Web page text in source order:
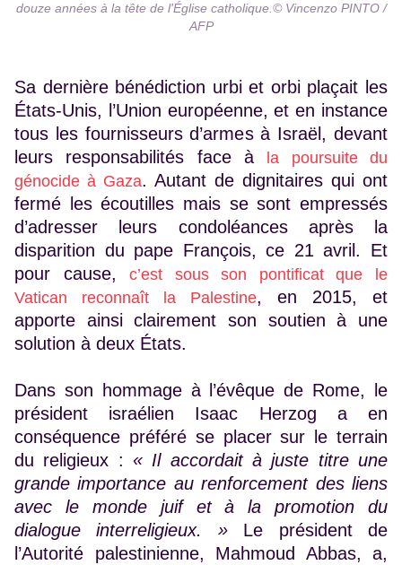
douze années à la tête de l'Église catholique.© Vincenzo PINTO /
AFP
Sa dernière bénédiction urbi et orbi plaçait les
États-Unis, l’Union européenne, et en instance
tous les fournisseurs d’armes à Israël, devant
leurs responsabilités face à
la poursuite du
génocide à Gaza. Autant de dignitaires qui ont
fermé les écoutilles mais se sont empressés
d’adresser leurs condoléances après la
disparition du pape François, ce 21 avril. Et
pour cause,c’est sous son pontificat que le
Vatican reconnaît la Palestine, en 2015, et
apporte ainsi clairement son soutien à une
solution à deux États.
Dans son hommage à l’évêque de Rome, le
président israélien Isaac Herzog a en
conséquence préféré se placer sur le terrain
du religieux : « Il accordait à juste titre une
grande importance au renforcement des liens
avec le monde juif et à la promotion du
dialogue interreligieux. »Le président de
l’Autorité palestinienne, Mahmoud Abbas, a,